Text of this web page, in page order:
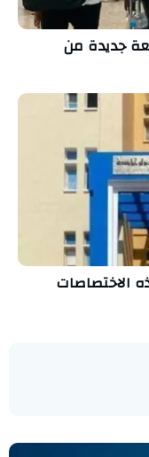
جديدة من
الاختصاصات